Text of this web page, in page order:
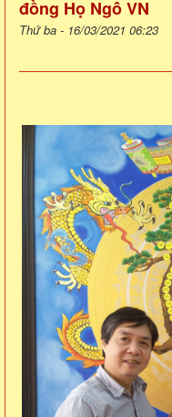
đồng Họ Ngô VN
Thứ ba - 16/03/2021 06:23